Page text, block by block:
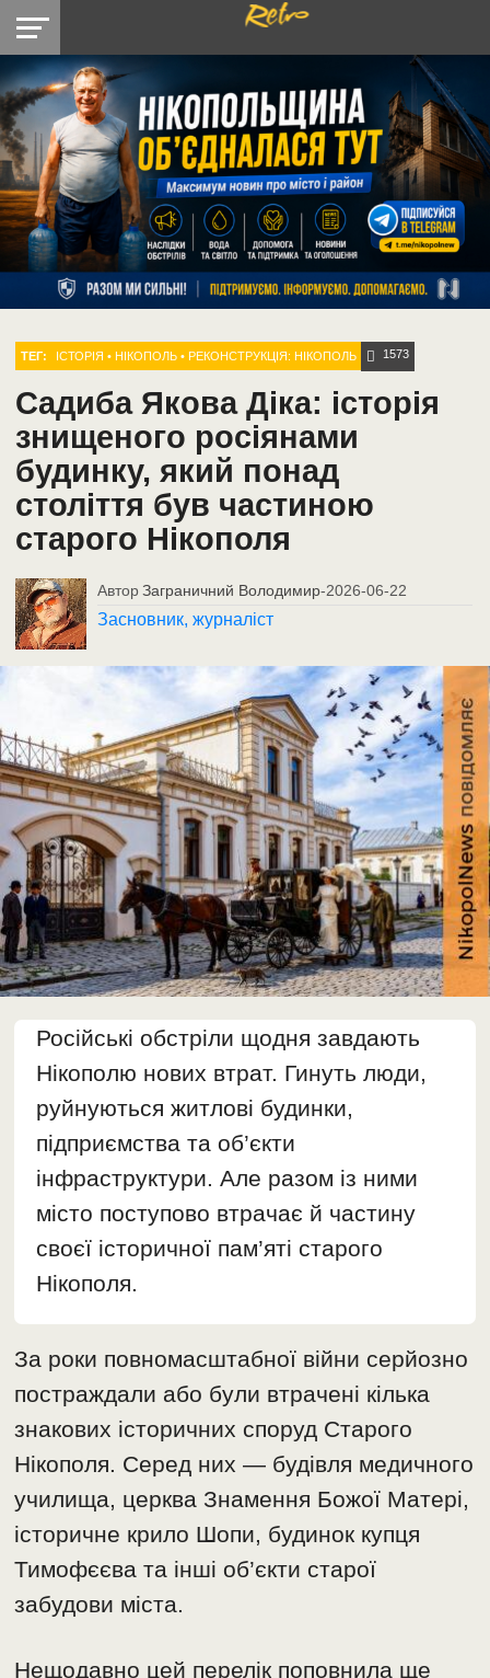
РЕТРО
НІКОПОЛЬ
НОВИНИ
ЛАЙТ
ДОПОМОГА
РАДІО
1573
ТЕГ: ІСТОРІЯ • НІКОПОЛЬ• РЕКОНСТРУКЦІЯ: НІКОПОЛЬ 1573
Садиба Якова Діка: історія
знищеного росіянами
будинку, який понад
століття був частиною
старого Нікополя
Автор Заграничний Володимир-2026-06-22
Засновник, журналіст
Російські обстріли щодня завдають
Нікополю нових втрат. Гинуть люди,
руйнуються житлові будинки,
підприємства та об’єкти
інфраструктури. Але разом із ними
місто поступово втрачає й частину
своєї історичної пам’яті старого
Нікополя.
За роки повномасштабної війни серйозно
постраждали або були втрачені кілька
знакових історичних споруд Старого
Нікополя. Серед них — будівля медичного
училища, церква Знамення Божої Матері,
історичне крило Шопи, будинок купця
Тимофєєва та інші об’єкти старої
забудови міста.
Нещодавно цей перелік поповнила ще